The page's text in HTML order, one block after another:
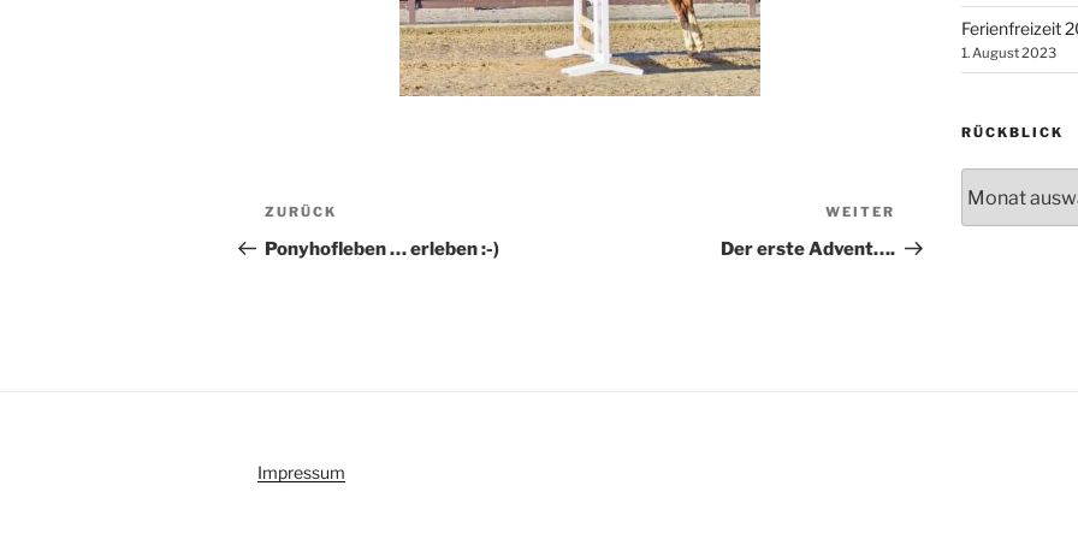
Beitragsnavigation
Vorheriger
Beitrag
ZURÜCK
Ponyhofleben … erleben :-)
Beitrag
WEITER
Der erste Advent….
Ferienfreizeit
1. August 2023
RÜCKBLICK
Impressum